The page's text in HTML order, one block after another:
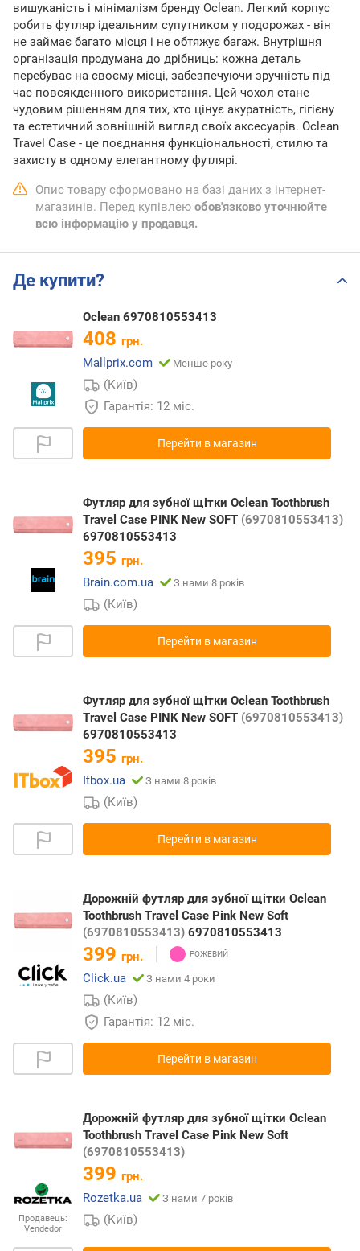
вишуканість і мінімалізм бренду Oclean. Легкий корпус
робить футляр ідеальним супутником у подорожах - він
не займає багато місця і не обтяжує багаж. Внутрішня
організація продумана до дрібниць: кожна деталь
перебуває на своєму місці, забезпечуючи зручність під
час повсякденного використання. Цей чохол стане
чудовим рішенням для тих, хто цінує акуратність, гігієну
та естетичний зовнішній вигляд своїх аксесуарів. Oclean
Travel Case - це поєднання функціональності, стилю та
захисту в одному елегантному футлярі.
Опис товару сформовано на базі даних з інтернет-
магазинів. Перед купівлею обов'язково уточнюйте
всю інформацію у продавця.
Де купити?
Oclean 6970810553413
408 грн.
Mallprix.com
Менше року
(Київ)
Гарантія: 12 міс.
Перейти в магазин
Футляр для зубної щітки Oclean Toothbrush
Travel Case PINK New SOFT (6970810553413)
6970810553413
395 грн.
Brain.com.ua
З нами 8 років
(Київ)
Перейти в магазин
Футляр для зубної щітки Oclean Toothbrush
Travel Case PINK New SOFT (6970810553413)
6970810553413
395 грн.
Itbox.ua
З нами 8 років
(Київ)
Перейти в магазин
Дорожній футляр для зубної щітки Oclean
Toothbrush Travel Case Pink New Soft
(6970810553413) 6970810553413
399 грн.
Click.ua
З нами 4 роки
(Київ)
Гарантія: 12 міс.
Перейти в магазин
Продавець:
Vendedor
Дорожній футляр для зубної щітки Oclean
Toothbrush Travel Case Pink New Soft
(6970810553413)
399 грн.
Rozetka.ua
З нами 7 років
(Київ)